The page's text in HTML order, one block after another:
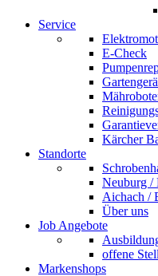
Service
E-Check
Kärcher
Standorte
Neuburg /
Aichach /
Über uns
Job Angebote
offene
Markenshops